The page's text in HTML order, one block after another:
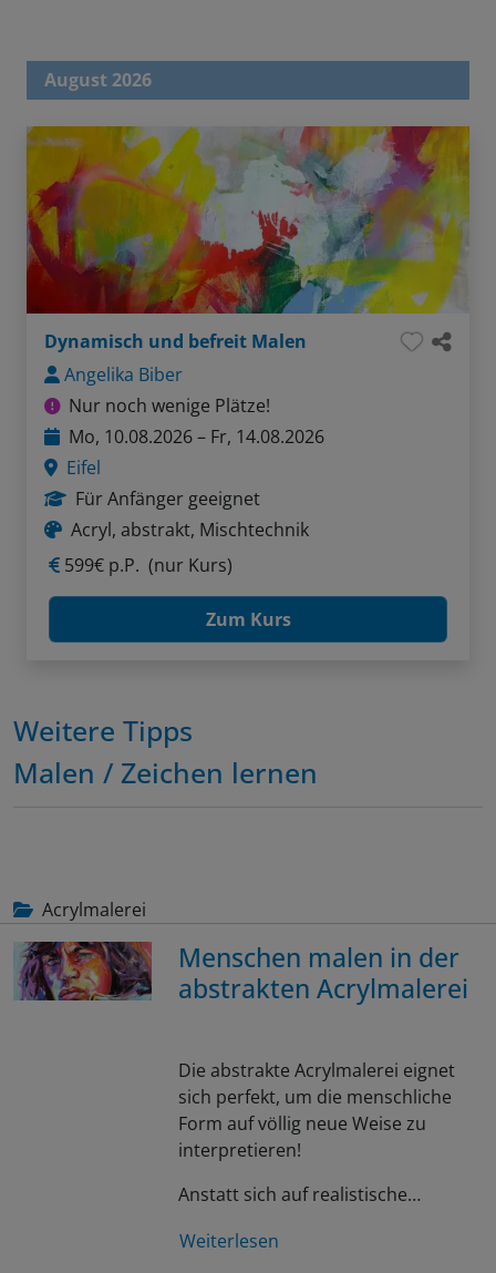
August 2026
Dynamisch und befreit Malen
Angelika Biber
Nur noch wenige Plätze!
Mo, 10.08.2026 – Fr, 14.08.2026
Eifel
Für Anfänger geeignet
Acryl, abstrakt, Mischtechnik
599€ p.P. (nur Kurs)
Zum Kurs
Weitere Tipps
Malen / Zeichen lernen
Acrylmalerei
Menschen malen in der
abstrakten Acrylmalerei
Die abstrakte Acrylmalerei eignet
sich perfekt, um die menschliche
Form auf völlig neue Weise zu
interpretieren!
Anstatt sich auf realistische…
Weiterlesen